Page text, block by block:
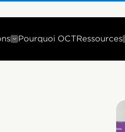
Pourquoi OCTRessources